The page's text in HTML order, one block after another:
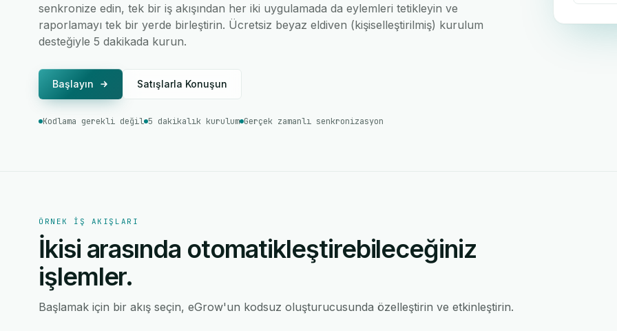
senkronize edin, tek bir iş akışından her iki uygulamada da eylemleri tetikleyin ve
raporlamayı tek bir yerde birleştirin. Ücretsiz beyaz eldiven (kişiselleştirilmiş) kurulum
desteğiyle 5 dakikada kurun.
Başlayın Satışlarla Konuşun
Kodlama gerekli değil 5 dakikalık kurulum Gerçek zamanlı senkronizasyon
ÖRNEK IŞ AKIŞLARI
İkisi arasında otomatikleştirebileceğiniz
işlemler.
Başlamak için bir akış seçin, eGrow'un kodsuz oluşturucusunda özelleştirin ve etkinleştirin.